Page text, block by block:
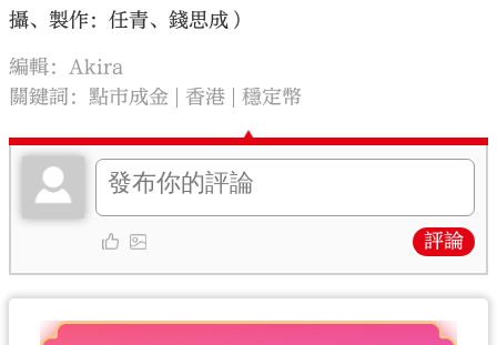
攝、製作：任青、錢思成）
編輯：Akira
關鍵詞：點市成金 香港 穩定幣
評論